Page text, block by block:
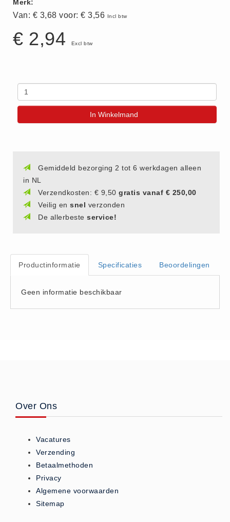
ACTIE
AED apparaten (11)
AED batterijen (12)
AED binnen - buiten kasten (11)
Beademings materialen (6)
AED trainers (14)
BHV Kasten
BHV kasten (5)
BHV middelen
Schuimblussers (6)
CO melders (2)
Rookmelders (8)
Brandvertragend
Brandvertragend (9)
Merk:
Van: € 3,68 voor: € 3,56 Incl btw
€ 2,94 Excl btw
In Winkelmand
Gemiddeld bezorging 2 tot 6 werkdagen alleen
in NL
Verzendkosten: € 9,50 gratis vanaf € 250,00
Veilig en snel verzonden
De allerbeste service!
Productinformatie Specificaties Beoordelingen
Geen informatie beschikbaar
Over Ons
Vacatures
Verzending
Betaalmethoden
Privacy
Algemene voorwaarden
Sitemap